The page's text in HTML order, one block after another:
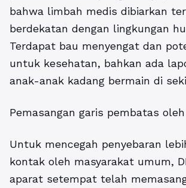
bahwa limbah medis dibiarkan
berdekatan dengan lingkungan
Terdapat bau menyengat dan
untuk kesehatan, bahkan ada
anak-anak kadang bermain di
Pemasangan garis pembatas oleh
Untuk mencegah penyebaran
kontak oleh masyarakat umum,
aparat setempat telah